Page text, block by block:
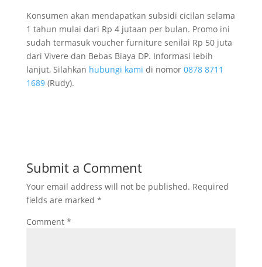
Konsumen akan mendapatkan subsidi cicilan selama
1 tahun mulai dari Rp 4 jutaan per bulan. Promo ini
sudah termasuk voucher furniture senilai Rp 50 juta
dari Vivere dan Bebas Biaya DP. Informasi lebih
lanjut, Silahkan hubungi kami di nomor 0878 8711
1689(Rudy).
Submit a Comment
Your email address will not be published. Required
fields are marked *
Comment *